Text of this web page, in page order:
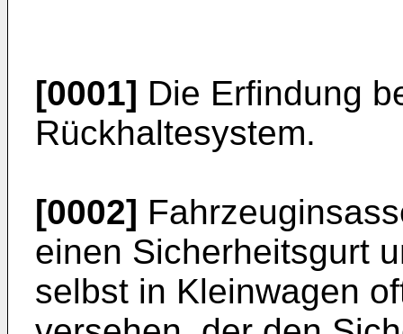
[0001] Die Erfindung
Rückhaltesystem.
[0002]
einen Sicherheitsgurt
selbst in Kleinwagen